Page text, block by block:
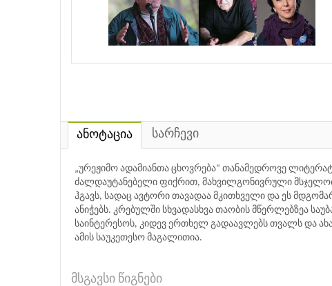
ანოტაცია სარჩევი
„ურეჟიმო ადამიანთა ცხოვრება“ თანამედროვე
ძალდაუტანებელი ფიქრით, მახვილგონივრული
ჰგავს, სადაც ავტორი თავადაა მკითხველი და ეს
ანიჭებს. კრებულში სხვადასხვა თაობის მწერლებზეა
საინტერესოს, კიდევ ერთხელ გადაავლებს თვალს და
ამის საუკეთესო მაგალითია.
მსგავსი წიგნები